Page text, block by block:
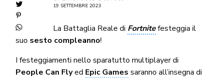
19 SETTEMBRE 2023
La Battaglia Reale di Fortnitefesteggia il
suo sesto compleanno!
I festeggiamenti nello sparatutto multiplayer di
People Can Flyed Epic Games saranno all’insegna di